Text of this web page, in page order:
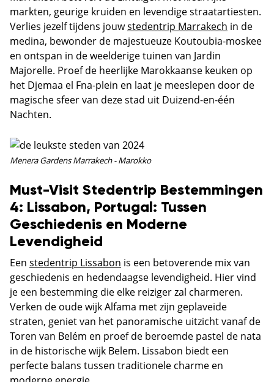
markten, geurige kruiden en levendige straatartiesten.
Verlies jezelf tijdens jouwstedentrip Marrakech in de
medina, bewonder de majestueuze Koutoubia-moskee
en ontspan in de weelderige tuinen van Jardin
Majorelle. Proef de heerlijke Marokkaanse keuken op
het Djemaa el Fna-plein en laat je meeslepen door de
magische sfeer van deze stad uit Duizend-en-één
Nachten.
Menera Gardens Marrakech - Marokko
Must-Visit Stedentrip Bestemmingen
4: Lissabon, Portugal: Tussen
Geschiedenis en Moderne
Levendigheid
Een stedentrip Lissabon is een betoverende mix van
geschiedenis en hedendaagse levendigheid. Hier vind
je een bestemming die elke reiziger zal charmeren.
Verken de oude wijk Alfama met zijn geplaveide
straten, geniet van het panoramische uitzicht vanaf de
Toren van Belém en proef de beroemde pastel de nata
in de historische wijk Belem. Lissabon biedt een
perfecte balans tussen traditionele charme en